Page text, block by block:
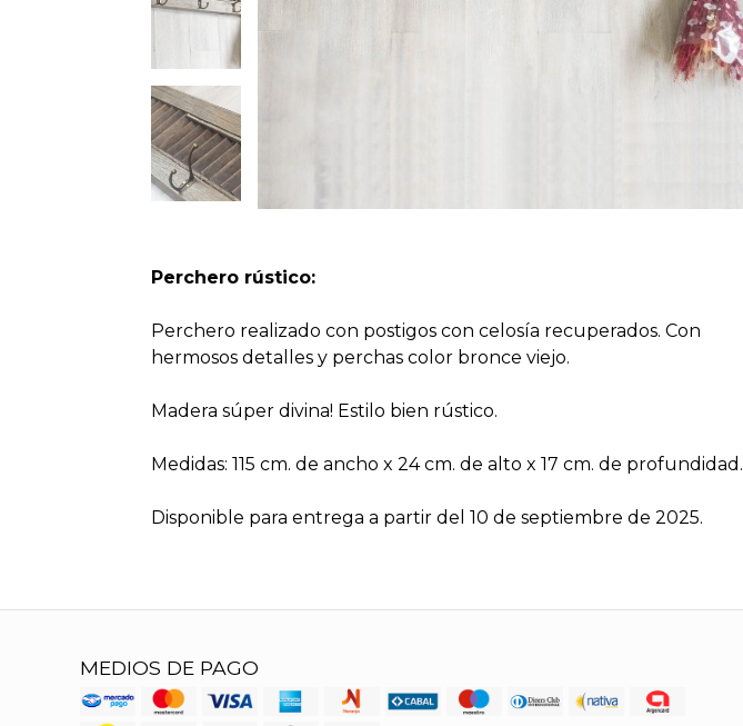
Perchero rústico:
Perchero realizado con postigos con celosía recuperados. Con
hermosos detalles y perchas color bronce viejo.
Madera súper divina! Estilo bien rústico.
Medidas: 115 cm. de ancho x 24 cm. de alto x 17 cm. de profundidad.
Disponible para entrega a partir del 10 de septiembre de 2025.
MEDIOS DE PAGO